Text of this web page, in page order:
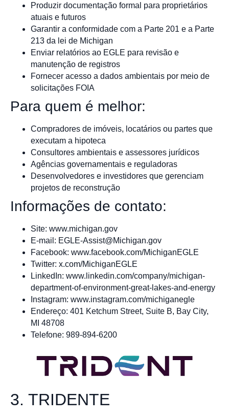
Produzir documentação formal para proprietários
atuais e futuros
Garantir a conformidade com a Parte 201 e a Parte
213 da lei de Michigan
Enviar relatórios ao EGLE para revisão e
manutenção de registros
Fornecer acesso a dados ambientais por meio de
solicitações FOIA
Para quem é melhor:
Compradores de imóveis, locatários ou partes que
executam a hipoteca
Consultores ambientais e assessores jurídicos
Agências governamentais e reguladoras
Desenvolvedores e investidores que gerenciam
projetos de reconstrução
Informações de contato:
Site: www.michigan.gov
E-mail: EGLE-Assist@Michigan.gov
Facebook: www.facebook.com/MichiganEGLE
Twitter: x.com/MichiganEGLE
LinkedIn: www.linkedin.com/company/michigan-
department-of-environment-great-lakes-and-energy
Instagram: www.instagram.com/michiganegle
Endereço: 401 Ketchum Street, Suite B, Bay City,
MI 48708
Telefone: 989-894-6200
3. TRIDENTE